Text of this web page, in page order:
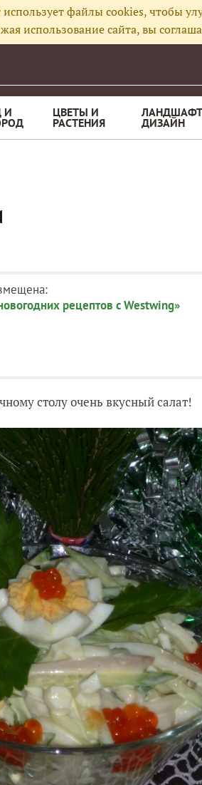
файлы cookies, чтобы
использование сайта, вы
И ЦВЕТЫ И
РАСТЕНИЯ ДИЗАЙН
рецептов с Westwing»
столу очень вкусный салат!